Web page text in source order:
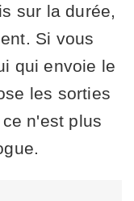
sur la durée,
Si vous
qui envoie le
les sorties
n'est plus